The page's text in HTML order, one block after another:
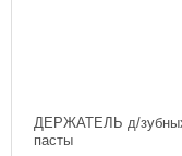
ДЕРЖАТЕЛЬ д/
пасты